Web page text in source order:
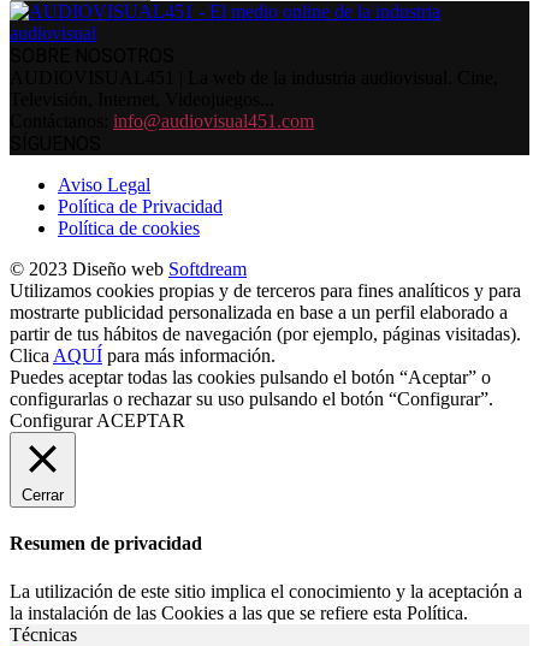
info@audiovisual451.com
Aviso Legal
Política de Privacidad
Política de cookies
© 2023 Diseño web Softdream
Utilizamos cookies propias y de terceros para fines analíticos y para
mostrarte publicidad personalizada en base a un perfil elaborado a
partir de tus hábitos de navegación (por ejemplo, páginas visitadas).
Clica AQUÍ para más información.
Puedes aceptar todas las cookies pulsando el botón “Aceptar” o
configurarlas o rechazar su uso pulsando el botón “Configurar”.
Configurar ACEPTAR
Cerrar
Resumen de privacidad
La utilización de este sitio implica el conocimiento y la aceptación a
la instalación de las Cookies a las que se refiere esta Política.
Técnicas